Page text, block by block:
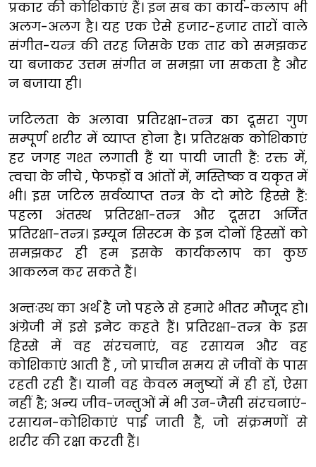
प्रकार की कोशिकाएं हैं। इन सब का कार्य-कलाप भी
अलग-अलग है। यह एक ऐसे हजार-हजार तारों वाले
संगीत-यन्त्र की तरह जिसके एक तार को समझकर
या बजाकर उत्तम संगीत न समझा जा सकता है और
न बजाया ही।
जटिलता के अलावा प्रतिरक्षा-तन्त्र का दूसरा गुण
सम्पूर्ण शरीर में व्याप्त होना है। प्रतिरक्षक कोशिकाएं
हर जगह गश्त लगाती हैं या पायी जाती हैं: रक्त में,
त्वचा के नीचे , फेफड़ों व आंतों में, मस्तिष्क व यकृत में
भी। इस जटिल सर्वव्याप्त तन्त्र के दो मोटे हिस्से हैं:
पहला अंतस्थ प्रतिरक्षा-तन्त्र और दूसरा अर्जित
प्रतिरक्षा-तन्त्र। इम्यून सिस्टम के इन दोनों हिस्सों को
समझकर ही हम इसके कार्यकलाप का कुछ
आकलन कर सकते हैं।
अन्तःस्थ का अर्थ है जो पहले से हमारे भीतर मौजूद हो।
अंग्रेजी में इसे इनेट कहते हैं। प्रतिरक्षा-तन्त्र के इस
हिस्से में वह संरचनाएं, वह रसायन और वह
कोशिकाएं आती हैं , जो प्राचीन समय से जीवों के पास
रहती रही हैं। यानी वह केवल मनुष्यों में ही हों, ऐसा
नहीं है; अन्य जीव-जन्तुओं में भी उन-जैसी संरचनाएं-
रसायन-कोशिकाएं पाई जाती हैं, जो संक्रमणों से
शरीर की रक्षा करती हैं।